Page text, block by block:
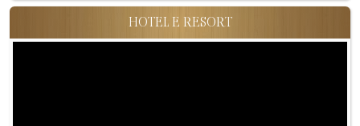
HOTEL E RESORT